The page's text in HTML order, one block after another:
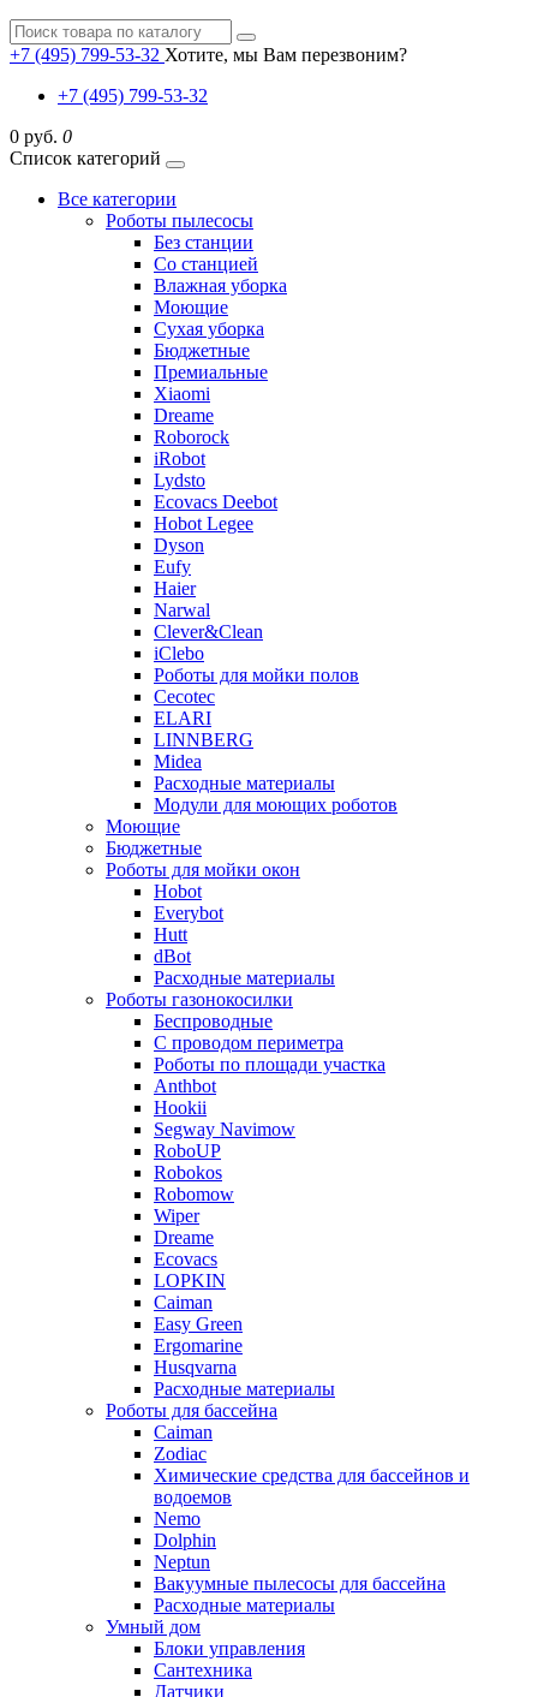
+7 (495) 799-53-32 Хотите, мы Вам перезвоним?
+7 (495) 799-53-32
0 руб. 0
Список категорий
Все категории
Роботы пылесосы
Без станции
Со станцией
Влажная уборка
Моющие
Сухая уборка
Бюджетные
Премиальные
Xiaomi
Dreame
Roborock
iRobot
Lydsto
Ecovacs Deebot
Hobot Legee
Dyson
Eufy
Haier
Narwal
Clever&Clean
iClebo
Роботы для мойки полов
Cecotec
ELARI
LINNBERG
Midea
Расходные материалы
Модули для моющих роботов
Моющие
Бюджетные
Роботы для мойки окон
Hobot
Everybot
Hutt
dBot
Расходные материалы
Роботы газонокосилки
Беспроводные
С проводом периметра
Роботы по площади участка
Anthbot
Hookii
Segway Navimow
RoboUP
Robokos
Robomow
Wiper
Dreame
Ecovacs
LOPKIN
Caiman
Easy Green
Ergomarine
Husqvarna
Расходные материалы
Роботы для бассейна
Caiman
Zodiac
Химические средства для бассейнов и
водоемов
Nemo
Dolphin
Neptun
Вакуумные пылесосы для бассейна
Расходные материалы
Умный дом
Блоки управления
Сантехника
Датчики